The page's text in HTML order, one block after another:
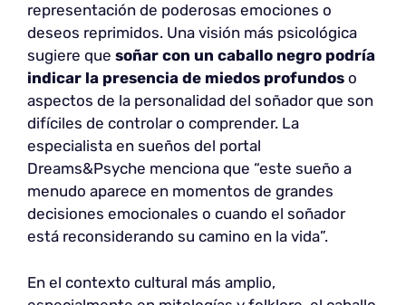
representación de poderosas emociones o
deseos reprimidos. Una visión más psicológica
sugiere que soñar con un caballo negro podría
indicar la presencia de miedos profundos o
aspectos de la personalidad del soñador que son
difíciles de controlar o comprender. La
especialista en sueños del portal
Dreams&Psyche menciona que “este sueño a
menudo aparece en momentos de grandes
decisiones emocionales o cuando el soñador
está reconsiderando su camino en la vida”.
En el contexto cultural más amplio,